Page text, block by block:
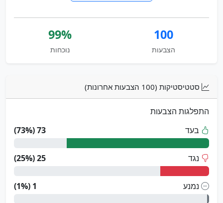
100
הצבעות
99%
נוכחות
סטטיסטיקות (100 הצבעות אחרונות)
התפלגות הצבעות
בעד
73 (73%)
נגד 25 (25%)
נמנע 1 (1%)